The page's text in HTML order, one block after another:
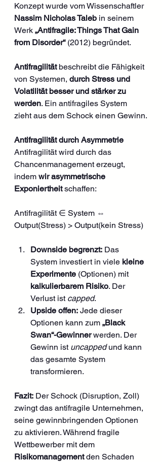
Konzept wurde vom Wissenschaftler
Nassim Nicholas Taleb in seinem
Werk „Antifragile: Things That Gain
from Disorder“ (2012) begründet.
Antifragilität beschreibt die Fähigkeit
von Systemen, durch Stress und
Volatilität besser und stärker zu
werden. Ein antifragiles System
zieht aus dem Schock einen Gewinn.
Antifragilität durch Asymmetrie
Antifragilität wird durch das
Chancenmanagement erzeugt,
indem wir asymmetrische
Exponiertheit schaffen:
Antifragilität ∈ System ⇔
Output(Stress) > Output(kein Stress)
Downside begrenzt: Das
System investiert in viele kleine
Experimente (Optionen) mit
kalkulierbarem Risiko. Der
Verlust ist capped.
Upside offen: Jede dieser
Optionen kann zum „Black
Swan“-Gewinner werden. Der
Gewinn ist uncapped und kann
das gesamte System
transformieren.
Fazit: Der Schock (Disruption, Zoll)
zwingt das antifragile Unternehmen,
seine gewinnbringenden Optionen
zu aktivieren. Während fragile
Wettbewerber mit dem
Risikomanagement den Schaden